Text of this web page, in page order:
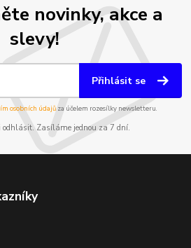
novinky, akce a
slevy!
Přihlásit se
osobních údajůza účelem rozesílky newsletteru.
odhlásit. Zasíláme jednou za 7 dní.